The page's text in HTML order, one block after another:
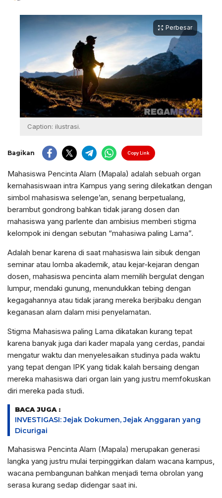
Perbesar
Caption: ilustrasi.
Bagikan Copy Link
Mahasiswa Pencinta Alam (Mapala) adalah sebuah organ
kemahasiswaan intra Kampus yang sering dilekatkan dengan
simbol mahasiswa selenge’an, senang berpetualang,
berambut gondrong bahkan tidak jarang dosen dan
mahasiswa yang parlente dan ambisius memberi stigma
kelompok ini dengan sebutan “mahasiwa paling Lama”.
Adalah benar karena di saat mahasiswa lain sibuk dengan
seminar atau lomba akademik, atau kejar-kejaran dengan
dosen, mahasiswa pencinta alam memilih bergulat dengan
lumpur, mendaki gunung, menundukkan tebing dengan
kegagahannya atau tidak jarang mereka berjibaku dengan
keganasan alam dalam misi penyelamatan.
Stigma Mahasiswa paling Lama dikatakan kurang tepat
karena banyak juga dari kader mapala yang cerdas, pandai
mengatur waktu dan menyelesaikan studinya pada waktu
yang tepat dengan IPK yang tidak kalah bersaing dengan
mereka mahasiswa dari organ lain yang justru memfokuskan
diri mereka pada studi.
BACA JUGA :
INVESTIGASI: Jejak Dokumen, Jejak Anggaran yang
Dicurigai
Mahasiswa Pencinta Alam (Mapala) merupakan generasi
langka yang justru mulai terpinggirkan dalam wacana kampus,
wacana pembangunan bahkan menjadi tema obrolan yang
serasa kurang sedap didengar saat ini.